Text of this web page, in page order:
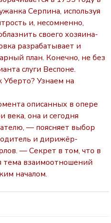
Серпина, используя
и, несомненно,
своего хозяина-
разрабатывает и
план. Конечно, не без
слуги Веспоне.
Уберто? Узнаем на
описанных в опере
века, она и сегодня
— поясняет выбор
и дирижёр-
— Секрет в том, что в
тема взаимоотношений
началом.